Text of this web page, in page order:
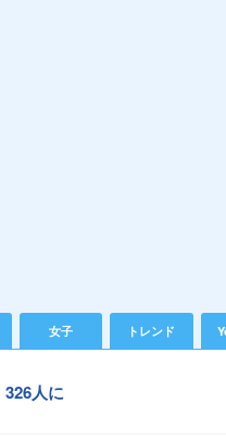
女子 トレンド
326人に